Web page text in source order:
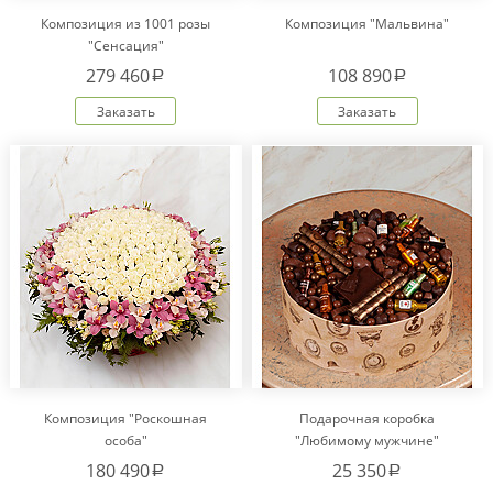
Композиция из 1001 розы
"Сенсация"
279 460a
Заказать
Композиция "Мальвина"
108 890a
Заказать
Композиция "Роскошная
особа"
180 490a
Подарочная коробка
"Любимому мужчине"
25 350a